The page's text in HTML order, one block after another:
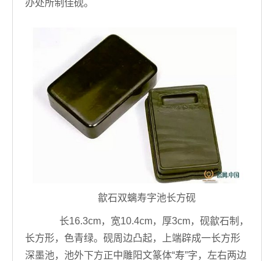
办处所制佳砚。
歙石双螭寿字池长方砚
长16.3cm，宽10.4cm，厚3cm，砚歙石制，
长方形，色青绿。砚周边凸起，上端辟成一长方形
深墨池，池外下方正中雕阳文篆体“寿”字，左右两边